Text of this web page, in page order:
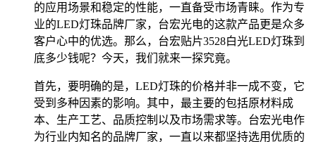
的应用场景和稳定的性能，一直备受市场青睐。作为专
业的LED灯珠品牌厂家，台宏光电的这款产品更是众多
客户心中的优选。那么，台宏贴片3528白光LED灯珠到
底多少钱呢？今天，我们就来一探究竟。
首先，要明确的是，LED灯珠的价格并非一成不变，它
受到多种因素的影响。其中，最主要的包括原材料成
本、生产工艺、品质控制以及市场需求等。台宏光电作
为行业内知名的品牌厂家，一直以来都坚持选用优质的